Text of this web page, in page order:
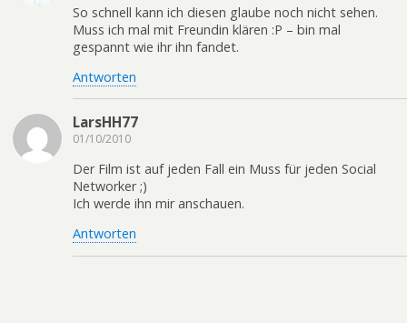
So schnell kann ich diesen glaube noch nicht sehen.
Muss ich mal mit Freundin klären :P – bin mal
gespannt wie ihr ihn fandet.
Antworten
LarsHH77
01/10/2010
Der Film ist auf jeden Fall ein Muss für jeden Social
Networker ;)
Ich werde ihn mir anschauen.
Antworten